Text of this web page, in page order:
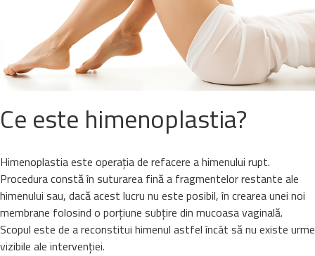
Ce este himenoplastia?
Himenoplastia este operația de refacere a himenului rupt.
Procedura constă în suturarea fină a fragmentelor restante ale
himenului sau, dacă acest lucru nu este posibil, în crearea unei noi
membrane folosind o porțiune subțire din mucoasa vaginală.
Scopul este de a reconstitui himenul astfel încât să nu existe urme
vizibile ale intervenției.